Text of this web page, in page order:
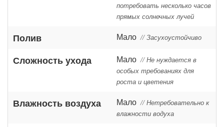
потребовать несколько часов
прямых солнечных лучей
Полив Мало // Засухоустойчиво
Сложность ухода Мало // Не нуждается в
особых требованиях для
роста и цветения
Влажность воздуха Мало // Нетребовательно к
влажности водуха